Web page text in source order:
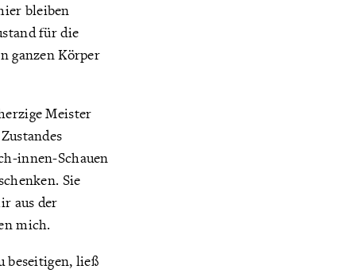
bleiben
für die
ganzen Körper
Meister
innen-Schauen
Sie
aus der
mich.
beseitigen, ließ